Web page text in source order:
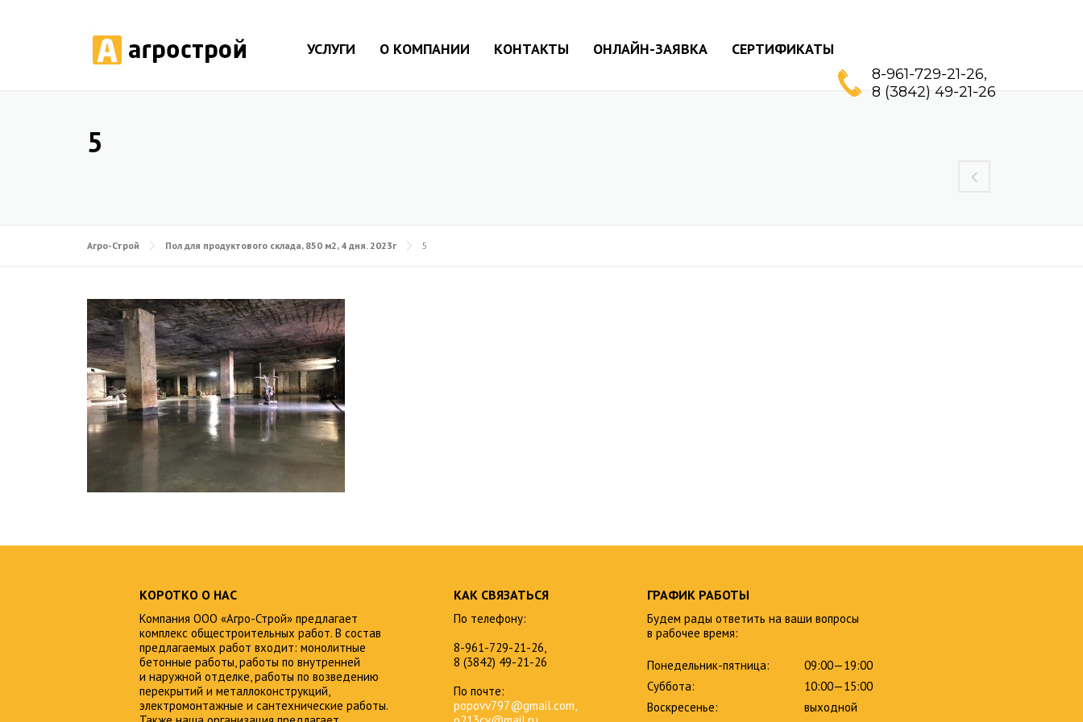
УСЛУГИ О КОМПАНИИ КОНТАКТЫ ОНЛАЙН-ЗАЯВКА СЕРТИФИКАТЫ
8-961-729-21-26,
8 (3842) 49-21-26
5
Агро-Строй Пол для продуктового склада, 850 м2, 4 дня. 2023г 5
КОРОТКО О НАС
Компания ООО «Агро-Строй» предлагает
комплекс общестроительных работ. В состав
предлагаемых работ входит: монолитные
бетонные работы, работы по внутренней
и наружной отделке, работы по возведению
перекрытий и металлоконструкций,
электромонтажные и сантехнические работы.
КАК СВЯЗАТЬСЯ
По телефону:
8-961-729-21-26,
8 (3842) 49-21-26
По почте:
popovv797@gmail.com,
ГРАФИК РАБОТЫ
Будем рады ответить на ваши вопросы
в рабочее время:
Понедельник-пятница:
09:00—19:00
Суббота:
10:00—15:00
Воскресенье:
выходной